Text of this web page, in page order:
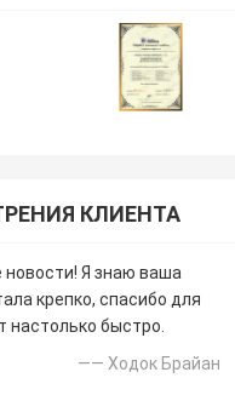
КЛИЕНТА
Я знаю ваша
крепко, спасибо для
настолько быстро.
—— Ходок Брайан